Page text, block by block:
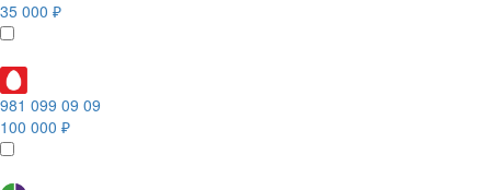
35 000 ₽
981 099 09 09
100 000 ₽